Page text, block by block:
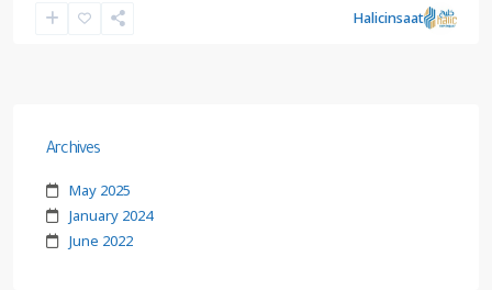
Halicinsaat
Archives
May 2025
January 2024
June 2022